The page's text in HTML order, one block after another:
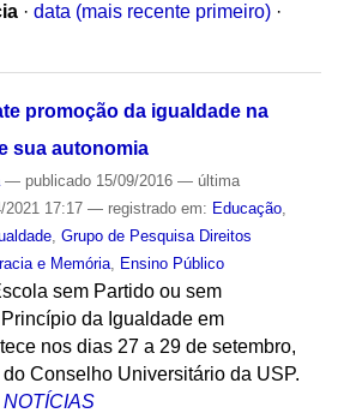
· data (mais recente primeiro) ·
promoção da igualdade na
sua autonomia
— publicado15/09/2016 — última
17:17 — registrado em: Educação,
, Grupo de Pesquisa Direitos
e Memória, Ensino Público
sem Partido ou sem
da Igualdade em
nos dias 27 a 29 de setembro,
Conselho Universitário da USP.
NOTÍCIAS